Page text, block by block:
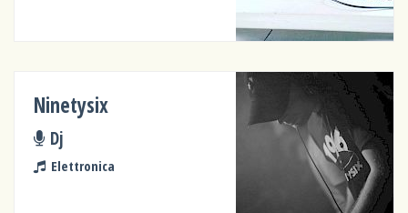
Ninetysix
Dj
Elettronica